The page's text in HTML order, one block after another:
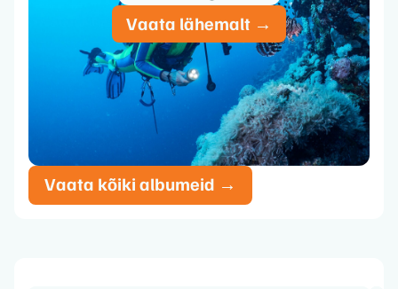
Vaata lähemalt →
Vaata kõiki albumeid →